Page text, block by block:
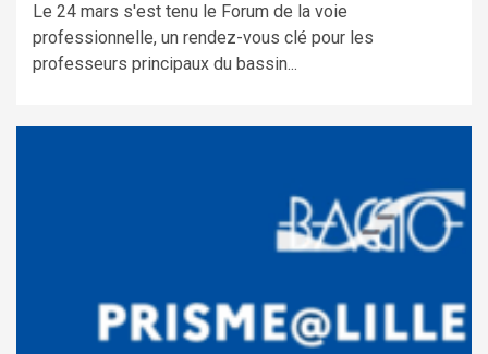
Le 24 mars s'est tenu le Forum de la voie
professionnelle, un rendez-vous clé pour les
professeurs principaux du bassin...